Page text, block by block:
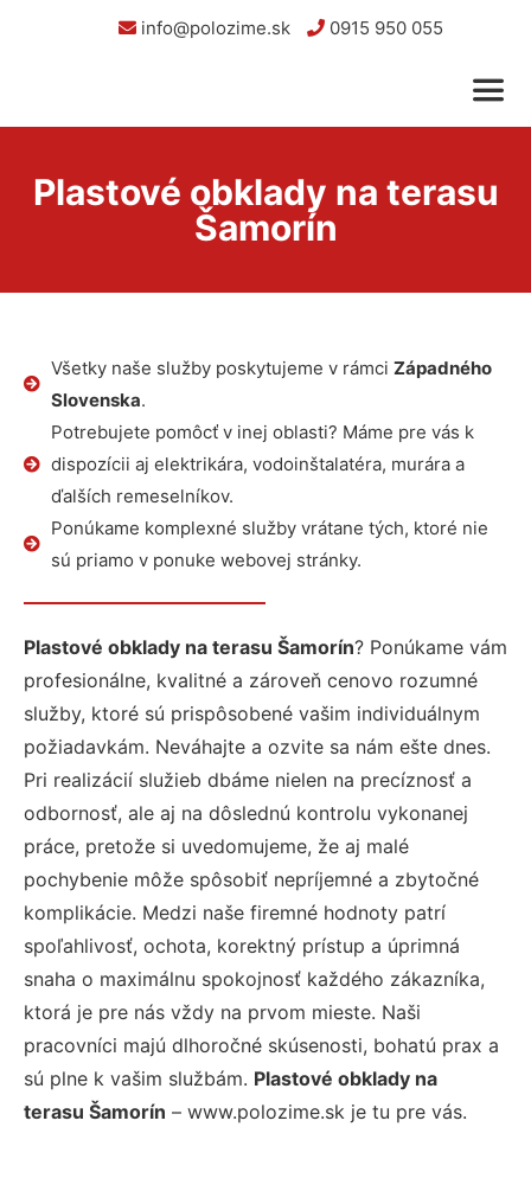
info@polozime.sk 0915 950 055
Plastové obklady na terasu
Šamorín
Všetky naše služby poskytujeme v rámci Západného
Slovenska.
Potrebujete pomôcť v inej oblasti? Máme pre vás k
dispozícii aj elektrikára, vodoinštalatéra, murára a
ďalších remeselníkov.
Ponúkame komplexné služby vrátane tých, ktoré nie
sú priamo v ponuke webovej stránky.
Plastové obklady na terasu Šamorín? Ponúkame vám
profesionálne, kvalitné a zároveň cenovo rozumné
služby, ktoré sú prispôsobené vašim individuálnym
požiadavkám. Neváhajte a ozvite sa nám ešte dnes.
Pri realizácií služieb dbáme nielen na precíznosť a
odbornosť, ale aj na dôslednú kontrolu vykonanej
práce, pretože si uvedomujeme, že aj malé
pochybenie môže spôsobiť nepríjemné a zbytočné
komplikácie. Medzi naše firemné hodnoty patrí
spoľahlivosť, ochota, korektný prístup a úprimná
snaha o maximálnu spokojnosť každého zákazníka,
ktorá je pre nás vždy na prvom mieste. Naši
pracovníci majú dlhoročné skúsenosti, bohatú prax a
sú plne k vašim službám. Plastové obklady na
terasu Šamorín – www.polozime.sk je tu pre vás.